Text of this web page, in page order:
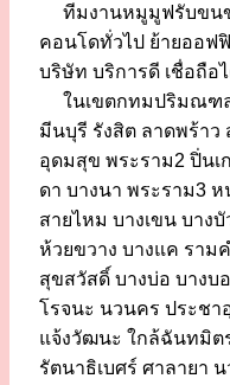
ทีมงานหมูมูฟรับขนข
คอนโดทั่วไป ย้ายออฟ
บริษัท บริการดี เชื่อถือ
ในเขตกทมปริมณฑล
มีนบุรี รังสิต ลาดพร้าว
อุดมสุข พระราม2 ปิ่นเ
ดา บางนา พระราม3
สายไหม บางเขน บาง
ห้วยขวาง บางแค ราม
สุขสวัสดิ์ บางบ่อ บาง
โรจนะ นวนคร ประช
แจ้งวัฒนะ ใกล้ฉันทมิต
รัตนาธิเบศร์ ศาลายา